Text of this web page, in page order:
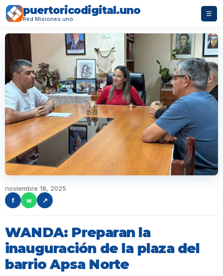
puertoricodigital.uno
Red Misiones.uno
☰
noviembre 18, 2025
f
w ↗
WANDA: Preparan la
inauguración de la plaza del
barrio Apsa Norte